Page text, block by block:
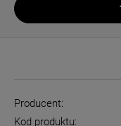
Producent:
Kod produktu: